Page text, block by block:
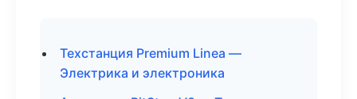
Техстанция Premium Linea —
Электрика и электроника